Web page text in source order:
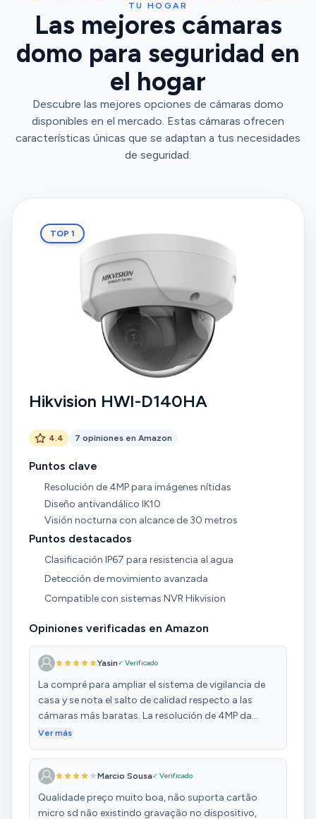
TU HOGAR
Las mejores cámaras
domo para seguridad en
el hogar
Descubre las mejores opciones de cámaras domo
disponibles en el mercado. Estas cámaras ofrecen
características únicas que se adaptan a tus necesidades
de seguridad.
TOP 1
Hikvision HWI-D140HA
4.4 7 opiniones en Amazon
Puntos clave
Resolución de 4MP para imágenes nítidas
Diseño antivandálico IK10
Visión nocturna con alcance de 30 metros
Puntos destacados
Clasificación IP67 para resistencia al agua
Detección de movimiento avanzada
Compatible con sistemas NVR Hikvision
Opiniones verificadas en Amazon
Yasin✓ Verificado
La compré para ampliar el sistema de vigilancia de
casa y se nota el salto de calidad respecto a las
cámaras más baratas. La resolución de 4MP da
muchísimo detalle; al hacer zoom en la grabación se
que es lo importante. La construcción es excelente,
se nota que es antivandálica (IK10). La cúpula es dura
y el cuerpo metálico, perfecta para poner en el
exterior a una altura media sin miedo a que le den un
Ver más
Marcio Sousa✓ Verificado
Qualidade preço muito boa, não suporta cartão
micro sd não existindo gravação no dispositivo,